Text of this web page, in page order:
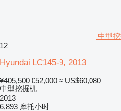
中型
12
Hyundai LC145-9, 2013
¥405,500 €52,000 ≈ US$60,080
中型挖掘机
2013
6,893 摩托小时